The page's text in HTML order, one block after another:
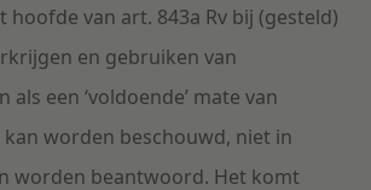
van art. 843a Rv bij (gesteld)
en gebruiken van
een ‘voldoende’ mate van
worden beschouwd, niet in
worden beantwoord. Het komt